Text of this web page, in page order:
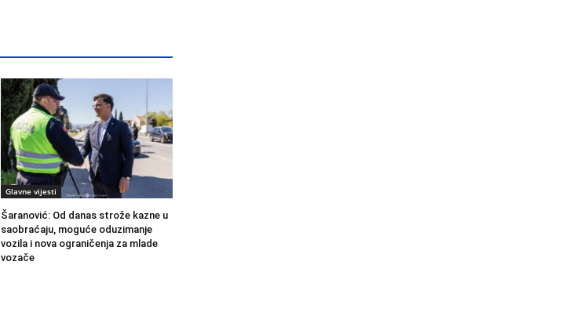
Glavne vijesti
Šaranović: Od danas strože kazne u
saobraćaju, moguće oduzimanje
vozila i nova ograničenja za mlade
vozače